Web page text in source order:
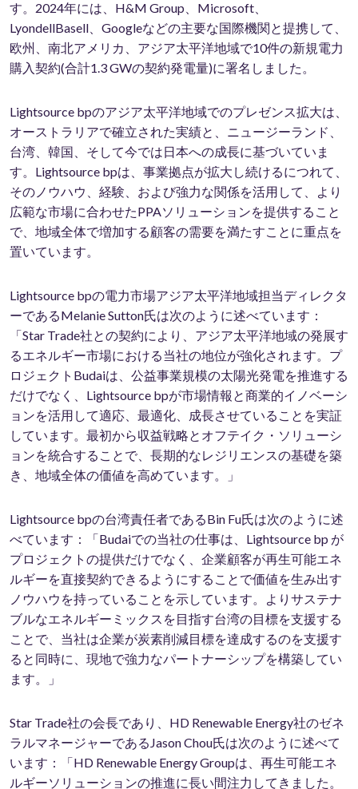
す。2024年には、H&M Group、Microsoft、
LyondellBasell、Googleなどの主要な国際機関と提携して、
欧州、南北アメリカ、アジア太平洋地域で10件の新規電力
購入契約(合計1.3 GWの契約発電量)に署名しました。
Lightsource bpのアジア太平洋地域でのプレゼンス拡大は、
オーストラリアで確立された実績と、ニュージーランド、
台湾、韓国、そして今では日本への成長に基づいていま
す。Lightsource bpは、事業拠点が拡大し続けるにつれて、
そのノウハウ、経験、および強力な関係を活用して、より
広範な市場に合わせたPPAソリューションを提供すること
で、地域全体で増加する顧客の需要を満たすことに重点を
置いています。
Lightsource bpの電力市場アジア太平洋地域担当ディレクタ
ーであるMelanie Sutton氏は次のように述べています：
「Star Trade社との契約により、アジア太平洋地域の発展す
るエネルギー市場における当社の地位が強化されます。プ
ロジェクトBudaiは、公益事業規模の太陽光発電を推進する
だけでなく、Lightsource bpが市場情報と商業的イノベーシ
ョンを活用して適応、最適化、成長させていることを実証
しています。最初から収益戦略とオフテイク・ソリューシ
ョンを統合することで、長期的なレジリエンスの基礎を築
き、地域全体の価値を高めています。」
Lightsource bpの台湾責任者であるBin Fu氏は次のように述
べています：「Budaiでの当社の仕事は、Lightsource bp が
プロジェクトの提供だけでなく、企業顧客が再生可能エネ
ルギーを直接契約できるようにすることで価値を生み出す
ノウハウを持っていることを示しています。よりサステナ
ブルなエネルギーミックスを目指す台湾の目標を支援する
ことで、当社は企業が炭素削減目標を達成するのを支援す
ると同時に、現地で強力なパートナーシップを構築してい
ます。」
Star Trade社の会長であり、HD Renewable Energy社のゼネ
ラルマネージャーであるJason Chou氏は次のように述べて
います：「HD Renewable Energy Groupは、再生可能エネ
ルギーソリューションの推進に長い間注力してきました。